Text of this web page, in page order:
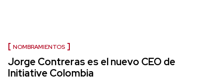
NOMBRAMIENTOS
Jorge Contreras es el nuevo CEO de
Initiative Colombia